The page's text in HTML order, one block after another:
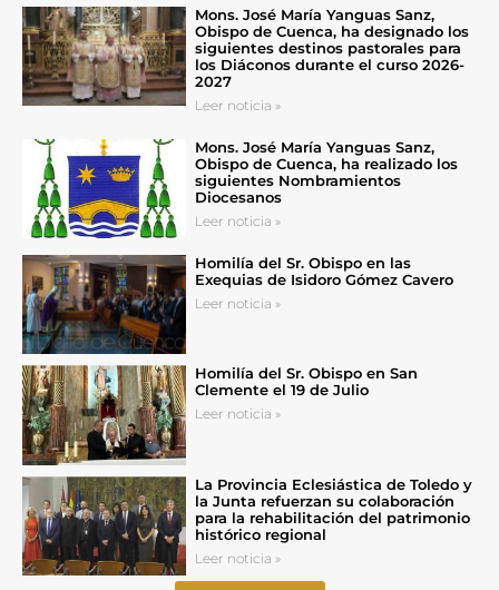
Mons. José María Yanguas Sanz,
Obispo de Cuenca, ha designado los
siguientes destinos pastorales para
los Diáconos durante el curso 2026-
2027
Leer noticia »
Mons. José María Yanguas Sanz,
Obispo de Cuenca, ha realizado los
siguientes Nombramientos
Diocesanos
Leer noticia »
Homilía del Sr. Obispo en las
Exequias de Isidoro Gómez Cavero
Leer noticia »
Homilía del Sr. Obispo en San
Clemente el 19 de Julio
Leer noticia »
La Provincia Eclesiástica de Toledo y
la Junta refuerzan su colaboración
para la rehabilitación del patrimonio
histórico regional
Leer noticia »